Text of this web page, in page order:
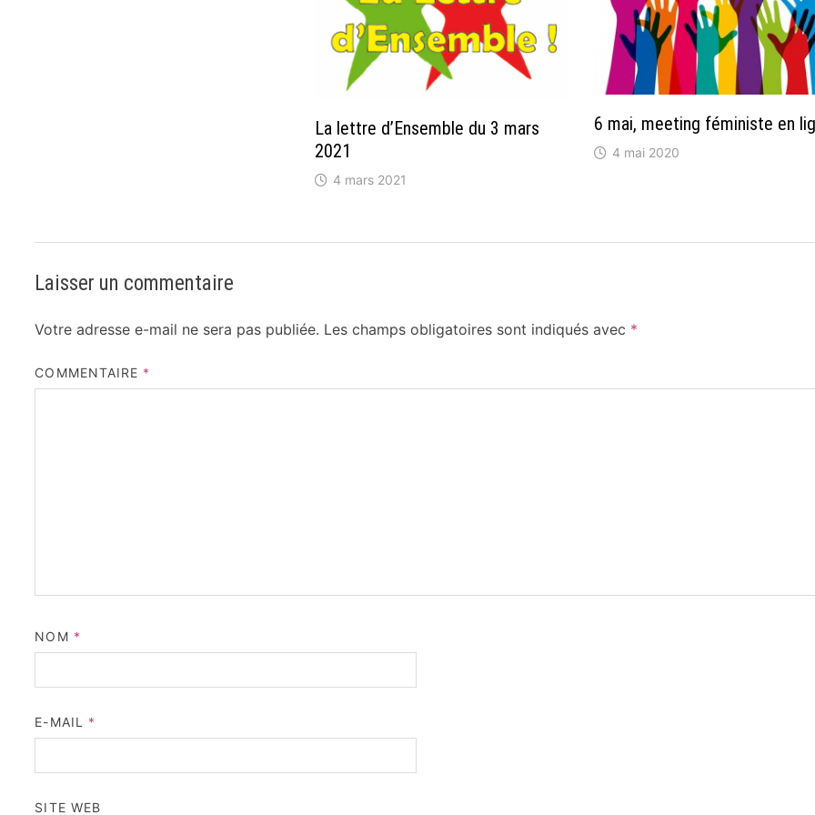
La lettre d’Ensemble du 3 mars
2021
4 mars 2021
6 mai, meeting féministe en
4 mai 2020
Laisser un commentaire
Votre adresse e-mail ne sera pas publiée. Les champs obligatoires sont indiqués avec *
COMMENTAIRE *
NOM *
E-MAIL *
SITE WEB